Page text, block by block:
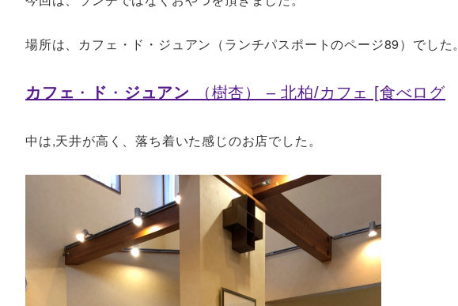
場所は、カフェ・ド・ジュアン（ランチパスポートのページ89）でした。
カフェ ・ ド ・ ジュアン （樹杏） – 北柏/カフェ [食べログ
中は,天井が高く、落ち着いた感じのお店でした。